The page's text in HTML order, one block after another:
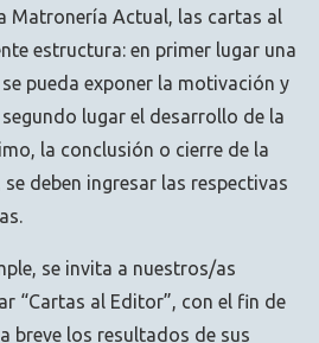
Matronería Actual, las cartas al
estructura: en primer lugar una
pueda exponer la motivación y
lugar el desarrollo de la
la conclusión o cierre de la
deben ingresar las respectivas
se invita a nuestros/as
“Cartas al Editor”, con el fin de
breve los resultados de sus